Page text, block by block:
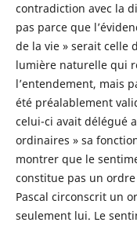
contradiction avec la
pas parce que
de la vie » serait celle
lumière naturelle qui
l’entendement, mais
été préalablement
celui-ci avait délégué
ordinaires » sa
montrer que le
constitue pas un
Pascal circonscrit un
seulement lui. Le